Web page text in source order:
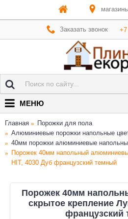
Заказать звонок +7
МЕНЮ
Главная
Порожки для пола
Алюминиевые порожки напольные
40мм порожки алюминиевые
Порожек 40мм напольный
HIT, 4030 Дуб французский темный
Порожек 40мм
скрытое крепление
французский